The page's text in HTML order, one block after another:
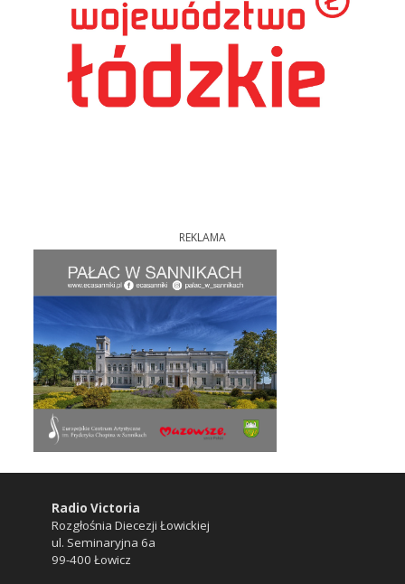
REKLAMA
Radio Victoria
Rozgłośnia Diecezji Łowickiej
ul. Seminaryjna 6a
99-400 Łowicz